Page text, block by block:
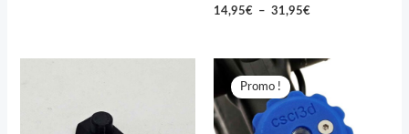
14,95€ – 31,95€
Promo !
Le
prix
initial
était :
17,95€.
Le
prix
actuel
est :
14,95€.